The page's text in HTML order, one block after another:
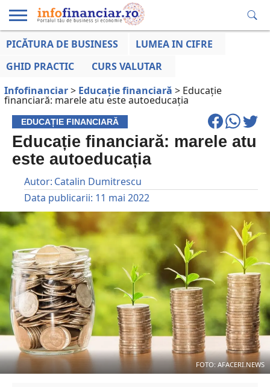
EDUCAȚIE
LA ZI
AFACERILOR
PICĂTURA DE BUSINESS
LUMEA IN CIFRE
GHID PRACTIC
CURS VALUTAR
Infofinanciar> Educație financiară > Educație
financiară: marele atu este autoeducația
EDUCAȚIE FINANCIARĂ
Educație financiară: marele atu
este autoeducația
Autor: Catalin Dumitrescu
Data publicarii: 11 mai 2022
FOTO: AFACERI.NEWS